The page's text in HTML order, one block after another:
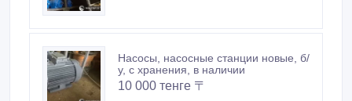
Насосы, насосные станции новые, б/
у, с хранения, в наличии
10 000 тенге 〒